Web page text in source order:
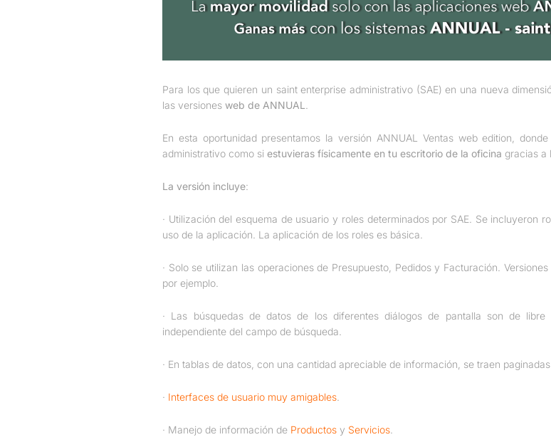
Para los que quieren un saint enterprise administrativo (SAE) en una nueva
las versiones web de ANNUAL
En esta oportunidad presentamos la versión ANNUAL Ventas web edition,
administrativo como si estuvieras físicamente en tu escritorio de la oficina gracias a
La versión incluye:
· Utilización del esquema de usuario y roles determinados por SAE. Se incluyeron
uso de la aplicación. La aplicación de los roles es básica.
· Solo se utilizan las operaciones de Presupuesto, Pedidos y Facturación.
por ejemplo.
· Las búsquedas de datos de los diferentes diálogos de pantalla son de
independiente del campo de búsqueda.
· En tablas de datos, con una cantidad apreciable de información, se traen
· Interfaces de usuario muy amigables
· Manejo de información de Productos y Servicios